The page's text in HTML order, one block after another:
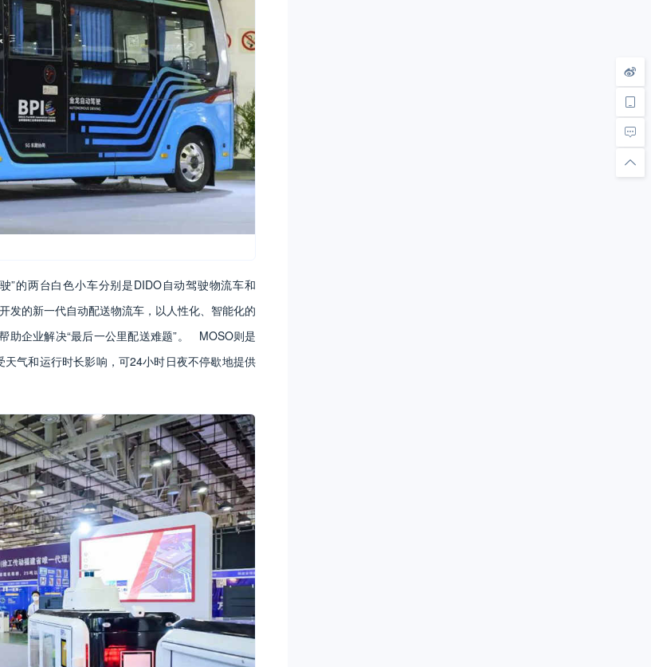
”的两台白色小车分别是DIDO自动驾驶物流车和
发的新一代自动配送物流车，以人性化、智能化的
助企业解决“最后一公里配送难题”。 MOSO则是
气和运行时长影响，可24小时日夜不停歇地提供